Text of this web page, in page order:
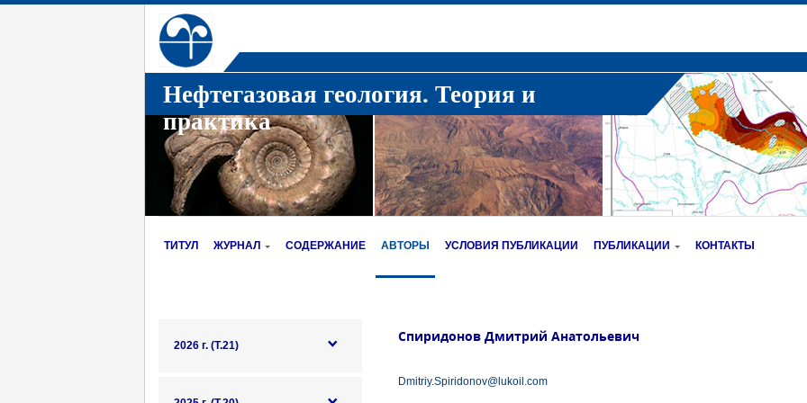
Нефтегазовая геология. Теория и
практика
ТИТУЛ ЖУРНАЛ СОДЕРЖАНИЕ АВТОРЫ УСЛОВИЯ ПУБЛИКАЦИИ ПУБЛИКАЦИИ КОНТАКТЫ
2026 г. (Т.21)
Спиридонов Дмитрий Анатольевич
Dmitriy.Spiridonov@lukoil.com